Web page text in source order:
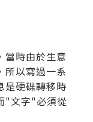
當時由於生意
所以寫過一系
是硬碟轉移時
"文字"必須從